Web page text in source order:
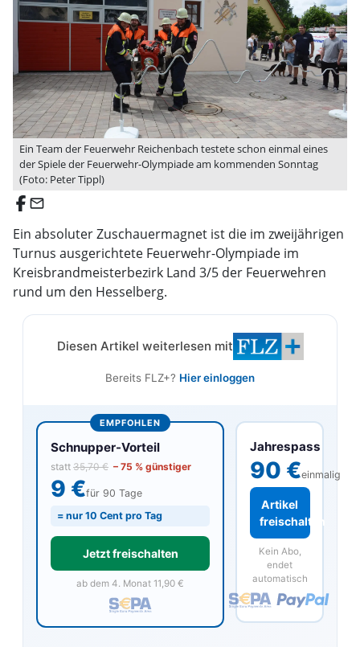
Ein Team der Feuerwehr Reichenbach testete schon einmal eines
der Spiele der Feuerwehr-Olympiade am kommenden Sonntag
(Foto: Peter Tippl)
email
Ein absoluter Zuschauermagnet ist die im zweijährigen
Turnus ausgerichtete Feuerwehr-Olympiade im
Kreisbrandmeisterbezirk Land 3/5 der Feuerwehren
rund um den Hesselberg.
Diesen Artikel weiterlesen mit
Bereits FLZ+? Hier einloggen
Jahrespass
90 €einmalig
Artikel
freischalten
Kein Abo,
endet
automatisch
EMPFOHLEN
Schnupper-Vorteil
statt 35,70 € – 75 % günstiger
9 €für 90 Tage
= nur 10 Cent pro Tag
Jetzt freischalten
ab dem 4. Monat 11,90 €